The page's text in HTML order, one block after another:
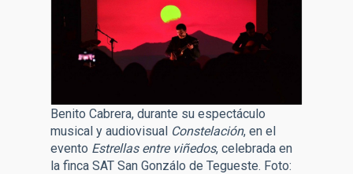
Benito Cabrera, durante su espectáculo
musical y audiovisual Constelación, en el
evento Estrellas entre viñedos, celebrada en
la finca SAT San Gonzálo de Tegueste. Foto: